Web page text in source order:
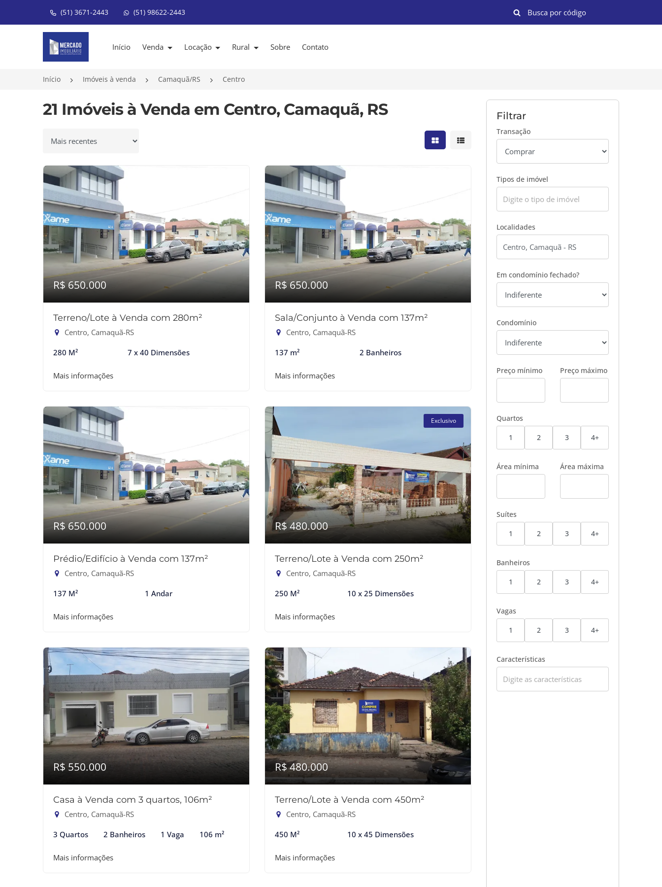
(51) 3671-2443 (51) 98622-2443
Página inicial
Início Venda Locação Rural Sobre Contato
Início Imóveis à venda Camaquã/RS Centro
21 Imóveis à Venda em Centro, Camaquã, RS
Ordenar por Mostrar resultados em grade
Mostrar resultados em lista
R$ 650.000
Terreno/Lote à Venda com 280m²
Centro, Camaquã-RS
280 M² 7 x 40 Dimensões
Mais informações
R$ 650.000
Sala/Conjunto à Venda com 137m²
Centro, Camaquã-RS
137 m² 2 Banheiros
Mais informações
R$ 650.000
Prédio/Edifício à Venda com 137m²
Centro, Camaquã-RS
137 M² 1 Andar
Mais informações
Exclusivo
R$ 480.000
Terreno/Lote à Venda com 250m²
Centro, Camaquã-RS
250 M² 10 x 25 Dimensões
Mais informações
R$ 550.000
Casa à Venda com 3 quartos, 106m²
Centro, Camaquã-RS
3 Quartos 2 Banheiros 1 Vaga 106 m²
Mais informações
R$ 480.000
Terreno/Lote à Venda com 450m²
Centro, Camaquã-RS
450 M² 10 x 45 Dimensões
Mais informações
Filtrar
Transação
Tipos de imóvel
Localidades
Em condomínio fechado?
Condomínio
Preço mínimo Preço máximo
Quartos
1 2 3 4+
Área mínima Área máxima
Suítes
1 2 3 4+
Banheiros
1 2 3 4+
Vagas
1 2 3 4+
Características